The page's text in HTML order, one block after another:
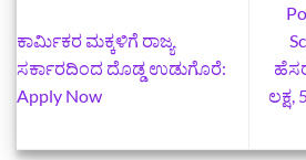
ಕಾರ್ಮಿಕರ ಮಕ್ಕಳಿಗೆ ರಾಜ್ಯ
ಸರ್ಕಾರದಿಂದ ದೊಡ್ಡ ಉಡುಗೊರೆ:
Apply Now
ಲಕ್ಷ,